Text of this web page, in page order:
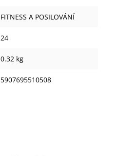
FITNESS A POSILOVÁNÍ
24
0.32 kg
5907695510508